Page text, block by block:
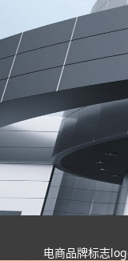
电商品牌标志